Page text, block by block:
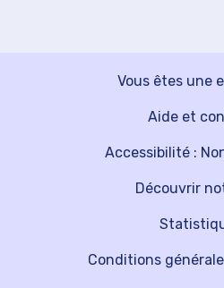
Vous êtes une
Découvrir
Aide et
Accessibilité :
Conditions